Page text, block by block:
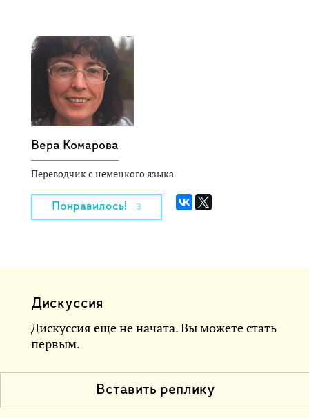
Вера Комарова
Переводчик с немецкого языка
Понравилось! 3
Дискуссия
Дискуссия еще не начата. Вы можете стать
первым.
Вставить реплику